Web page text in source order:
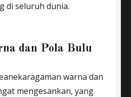
di seluruh dunia.
dan Pola Bulu
warna dan
mengesankan, yang